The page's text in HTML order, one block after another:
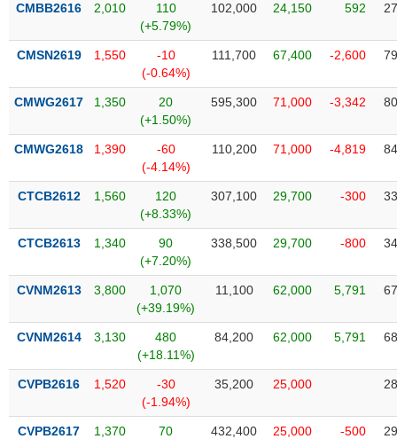
CMBB2616 2,010
110
(+5.79%)
102,000 24,150 592
CMSN2619 1,550
-10
(-0.64%)
111,700 67,400 -2,600
CMWG2617 1,350
20
(+1.50%)
595,300 71,000 -3,342
CMWG2618 1,390
-60
(-4.14%)
110,200 71,000 -4,819
CTCB2612 1,560
120
(+8.33%)
307,100 29,700 -300
CTCB2613 1,340
90
(+7.20%)
338,500 29,700 -800
CVNM2613 3,800
1,070
(+39.19%)
11,100 62,000 5,791
CVNM2614 3,130
480
(+18.11%)
84,200 62,000 5,791
CVPB2616 1,520
-30
(-1.94%)
35,200 25,000
CVPB2617 1,370
70
432,400 25,000 -500
TIỆN
ÍCH
BẤT
SẢN
Mã
chứng
(-)
Cổ phiếu Chỉ số
đạo
(-)
Tất cả Người nội bộ Người liên quan Cổ đông lớn